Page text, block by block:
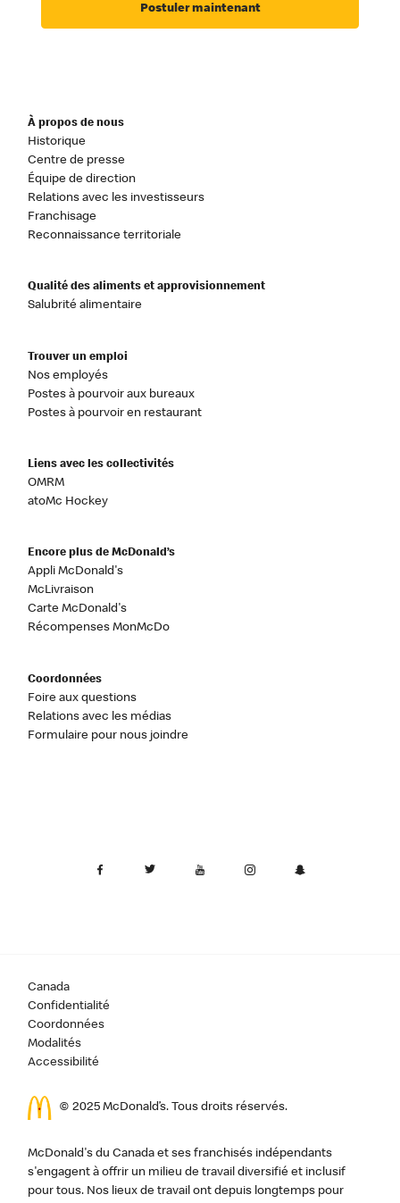
Postuler maintenant
À propos de nous
Historique
Centre de presse
Équipe de direction
Relations avec les investisseurs
Franchisage
Reconnaissance territoriale
Qualité des aliments et approvisionnement
Salubrité alimentaire
Trouver un emploi
Nos employés
Postes à pourvoir aux bureaux
Postes à pourvoir en restaurant
Liens avec les collectivités
OMRM
atoMc Hockey
Encore plus de McDonald’s
Appli McDonald's
McLivraison
Carte McDonald's
Récompenses MonMcDo
Coordonnées
Foire aux questions
Relations avec les médias
Formulaire pour nous joindre
Canada
Confidentialité
Coordonnées
Modalités
Accessibilité
© 2025 McDonald’s. Tous droits réservés.
McDonald's du Canada et ses franchisés indépendants
s'engagent à offrir un milieu de travail diversifié et inclusif
pour tous. Nos lieux de travail ont depuis longtemps pour